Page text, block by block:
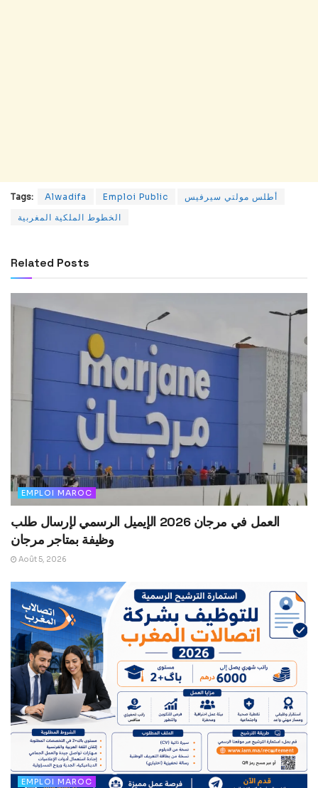
Tags: Alwadifa Emploi Public
أطلس مولتي سيرفيس
الخطوط الملكية المغربية
Related Posts
EMPLOI MAROC
العمل في مرجان 2026 الإيميل الرسمي لإرسال طلب
وظيفة بمتاجر مرجان
Août 5, 2026
EMPLOI MAROC